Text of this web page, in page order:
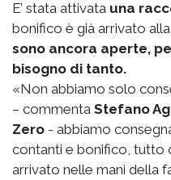
E’ stata attivata una
bonifico è già arrivato
sono ancora aperte,
bisogno di tanto.
«Non abbiamo solo
– commenta Stefano
Zero - abbiamo
contanti e bonifico, tutto
arrivato nelle mani della